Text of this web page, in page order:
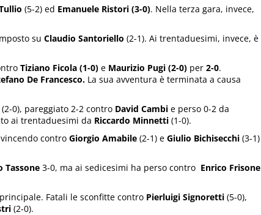
(5-2) ed Emanuele Ristori (3-0). Nella terza gara, invece,
su Claudio Santoriello (2-1). Ai trentaduesimi, invece, è
Tiziano Ficola (1-0) e Maurizio Pugi (2-0) per 2-0.
De Francesco. La sua avventura è terminata a causa
(2-0), pareggiato 2-2 contro David Cambi e perso 0-2 da
ai trentaduesimi da Riccardo Minnetti (1-0).
contro Giorgio Amabile (2-1) e Giulio Bichisecchi (3-1)
Tassone 3-0, ma ai sedicesimi ha perso contro Enrico Frisone
Fatali le sconfitte contro Pierluigi Signoretti (5-0),
(2-0).